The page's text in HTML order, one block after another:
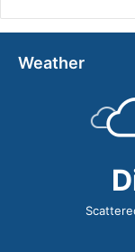
Weather